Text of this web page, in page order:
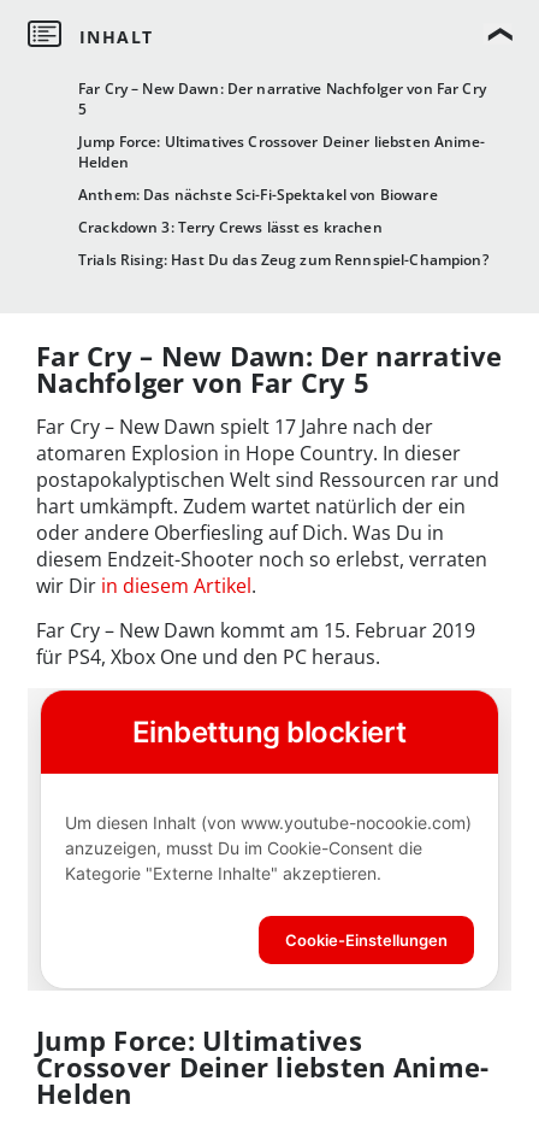
Far Cry – New Dawn: Der narrative Nachfolger von Far Cry
5
Jump Force: Ultimatives Crossover Deiner liebsten Anime-
Helden
Anthem: Das nächste Sci-Fi-Spektakel von Bioware
Crackdown 3: Terry Crews lässt es krachen
Trials Rising: Hast Du das Zeug zum Rennspiel-Champion?
Far Cry – New Dawn: Der narrative
Nachfolger von Far Cry 5
Far Cry – New Dawn spielt 17 Jahre nach der
atomaren Explosion in Hope Country. In dieser
postapokalyptischen Welt sind Ressourcen rar und
hart umkämpft. Zudem wartet natürlich der ein
oder andere Oberfiesling auf Dich. Was Du in
diesem Endzeit-Shooter noch so erlebst, verraten
wir Dir in diesem Artikel.
Far Cry – New Dawn kommt am 15. Februar 2019
für PS4, Xbox One und den PC heraus.
Jump Force: Ultimatives
Crossover Deiner liebsten Anime-
Helden